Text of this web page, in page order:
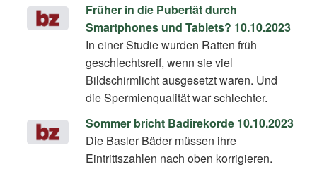
Früher in die Pubertät durch
Smartphones und Tablets? 10.10.2023
In einer Studie wurden Ratten früh
geschlechtsreif, wenn sie viel
Bildschirmlicht ausgesetzt waren. Und
die Spermienqualität war schlechter.
Sommer bricht Badirekorde 10.10.2023
Die Basler Bäder müssen ihre
Eintrittszahlen nach oben korrigieren.